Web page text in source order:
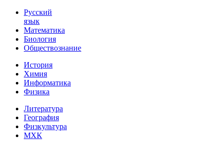
Русский
язык
Математика
Биология
Обществознание
История
Химия
Информатика
Физика
Литература
География
Физкультура
МХК